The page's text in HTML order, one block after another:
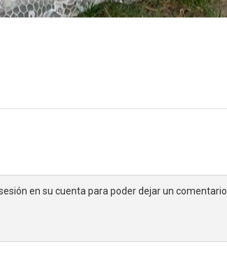
en su cuenta para poder dejar un comentario